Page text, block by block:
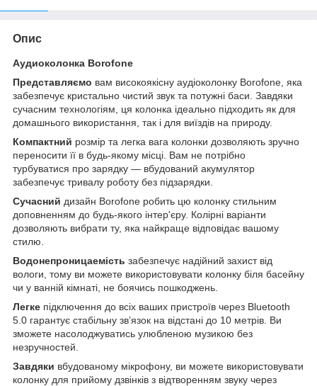
Опис
Аудиоколонка Borofone
Представляємо вам високоякісну аудіоколонку Borofone, яка
забезпечує кристально чистий звук та потужні баси. Завдяки
сучасним технологіям, ця колонка ідеально підходить як для
домашнього використання, так і для виїздів на природу.
Компактний розмір та легка вага колонки дозволяють зручно
переносити її в будь-якому місці. Вам не потрібно
турбуватися про зарядку — вбудований акумулятор
забезпечує тривалу роботу без підзарядки.
Сучасний дизайн Borofone робить цю колонку стильним
доповненням до будь-якого інтер'єру. Колірні варіанти
дозволяють вибрати ту, яка найкраще відповідає вашому
стилю.
Водонепроницаемість забезпечує надійний захист від
вологи, тому ви можете використовувати колонку біля басейну
чи у ванній кімнаті, не боячись пошкоджень.
Легке підключення до всіх ваших пристроїв через Bluetooth
5.0 гарантує стабільну зв’язок на відстані до 10 метрів. Ви
зможете насолоджуватись улюбленою музикою без
незручностей.
Завдяки вбудованому мікрофону, ви можете використовувати
колонку для прийому дзвінків з відтворенням звуку через